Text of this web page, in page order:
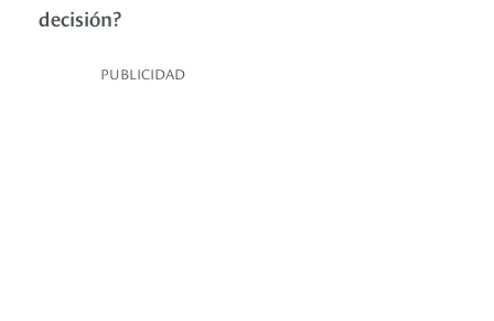
decisión?
PUBLICIDAD